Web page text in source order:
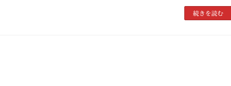
続きを読む